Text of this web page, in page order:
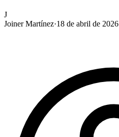
J
Joiner Martínez·18 de abril de 2026